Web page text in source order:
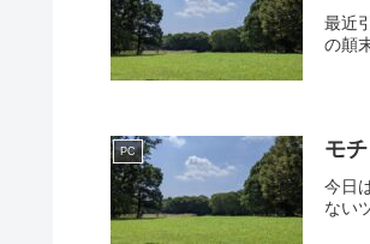
最近
の顛
PC モ
今日
ない